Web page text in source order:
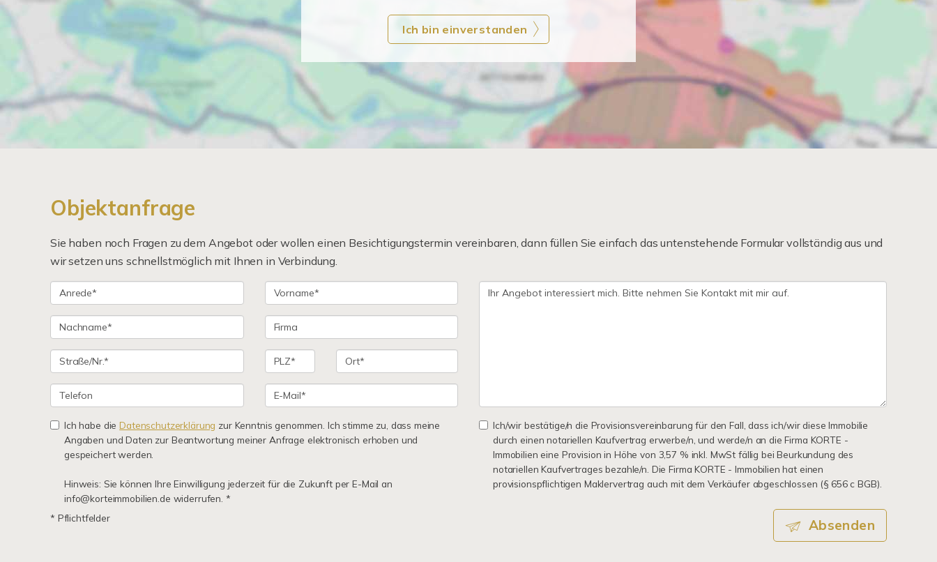
Ich bin einverstanden
Objektanfrage
Sie haben noch Fragen zu dem Angebot oder wollen einen Besichtigungstermin vereinbaren, dann füllen Sie einfach das untenstehende Formular vollständig aus und
wir setzen uns schnellstmöglich mit Ihnen in Verbindung.
Ich habe dieDatenschutzerklärung zur Kenntnis genommen. Ich stimme zu, dass meine
Angaben und Daten zur Beantwortung meiner Anfrage elektronisch erhoben und
gespeichert werden.
Hinweis: Sie können Ihre Einwilligung jederzeit für die Zukunft per E-Mail an
info@korteimmobilien.de widerrufen. *
Ich/wir bestätige/n die Provisionsvereinbarung für den Fall, dass ich/wir diese Immobilie
durch einen notariellen Kaufvertrag erwerbe/n, und werde/n an die Firma KORTE -
Immobilien eine Provision in Höhe von 3,57 % inkl. MwSt fällig bei Beurkundung des
notariellen Kaufvertrages bezahle/n. Die Firma KORTE - Immobilien hat einen
provisionspflichtigen Maklervertrag auch mit dem Verkäufer abgeschlossen (§ 656 c BGB).
* Pflichtfelder Absenden